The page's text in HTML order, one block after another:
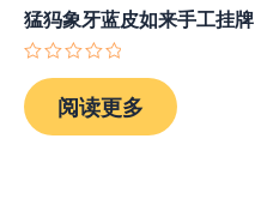
猛犸象牙蓝皮如来手工挂牌
分
0
&sol;
阅读更多